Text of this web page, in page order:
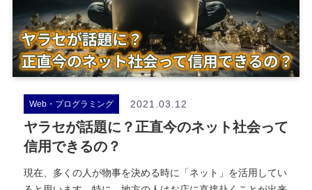
Web・プログラミング 2021.03.12
ヤラセが話題に？正直今のネット社会って
信用できるの？
現在、多くの人が物事を決める時に「ネット」を活用してい